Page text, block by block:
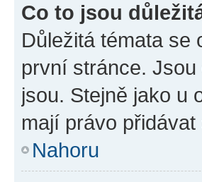
Co to jsou
Důležitá témata se
první stránce.
jsou. Stejně jako u
mají právo
Nahoru